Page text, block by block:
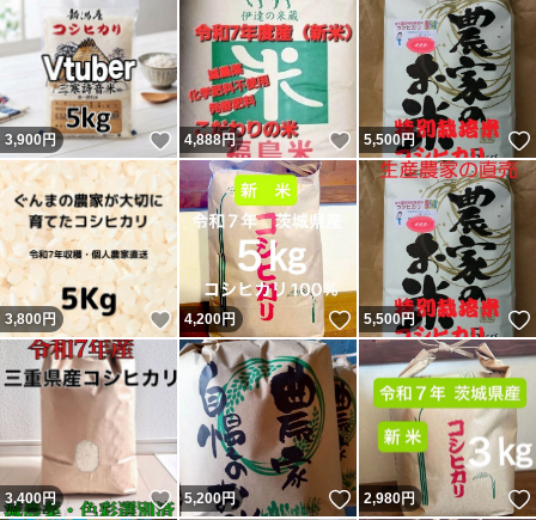
3,900円 いいね！
4,888円 いいね！
5,500円
3,800円 いいね！
4,200円 いいね！
5,500円
3,400円 いいね！
5,200円 いいね！
2,980円